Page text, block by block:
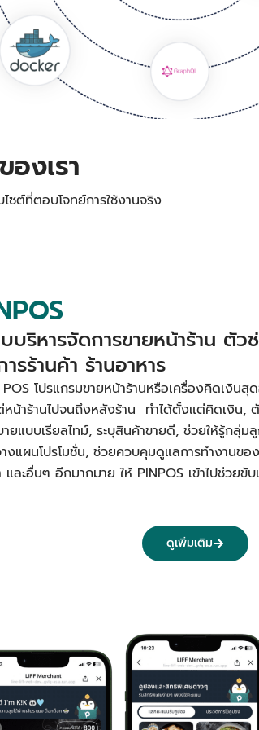
งเรา
ซต์ที่ตอบโจทย์การใช้งานจริง
บริหารจัดการขายหน้าร้าน ตัว
รร้านค้า ร้านอาหาร
POS โปรแกรมขายหน้าร้านหรือเครื่องคิดเงินสุ
น้าร้านไปจนถึงหลังร้าน ทำได้ตั้งแต่คิดเงิน,
ยแบบเรียลไทม์, ระบุสินค้าขายดี, ช่วยให้รู้กลุ่มลู
งแผนโปรโมชั่น, ช่วยควบคุมดูแลการทำงานข
และอื่นๆ อีกมากมาย ให้ PINPOS เข้าไปช่วย
ดูเพิ่มเติม